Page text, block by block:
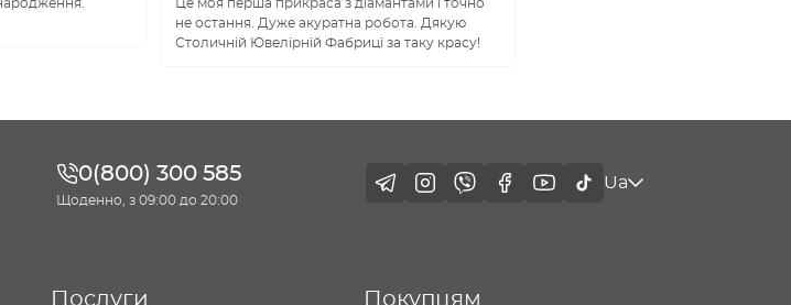
Це моя перша прикраса з діамантами і точно
не остання. Дуже акуратна робота. Дякую
Столичній Ювелірній Фабриці за таку красу!
0(800) 300 585
Щоденно, з 09:00 до 20:00
Ua
Послуги Покупцям